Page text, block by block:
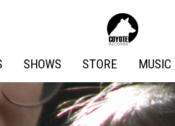
Records
SHOWS STORE MUSIC